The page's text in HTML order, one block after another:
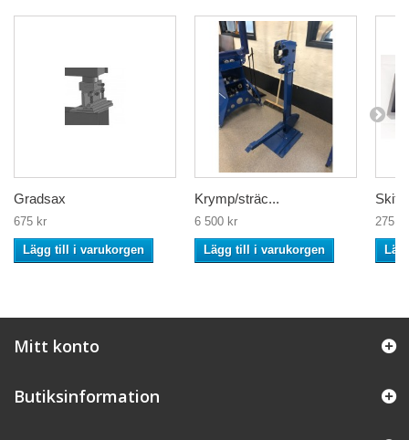
Gradsax
675 kr
Lägg till i varukorgen
Krymp/sträc...
6 500 kr
Lägg till i varukorgen
275 kr
Mitt konto
Butiksinformation